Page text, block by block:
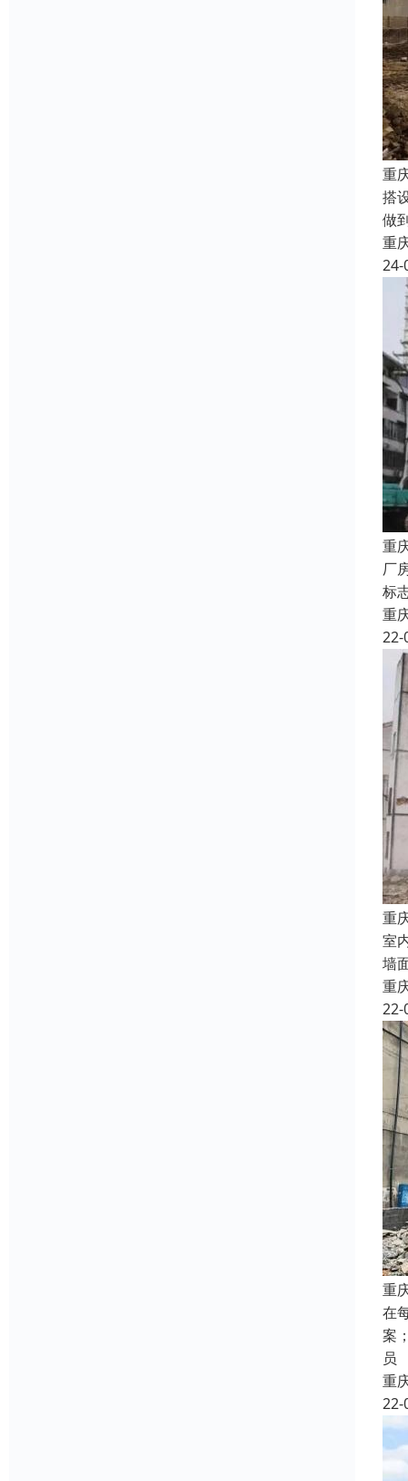
重
搭
做
重
24-
重
厂
标
重
22-
重
室
墙
重
22-
重
在
案
员
重
22-